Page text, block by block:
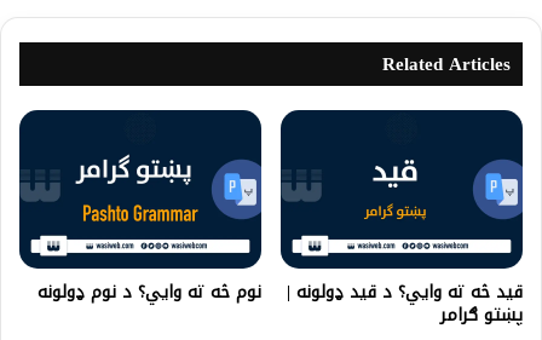
Related Articles
قيد څه ته وايي؟ د قید ډولونه |
پښتو ګرامر
نوم څه ته وايي؟ د نوم ډولونه